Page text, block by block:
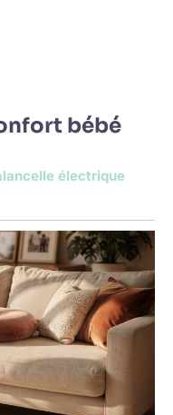
bébé
électrique